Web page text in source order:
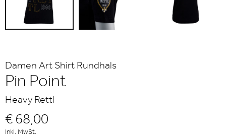
Damen Art Shirt Rundhals
Pin Point
Heavy Rettl
€ 68,00
Inkl. MwSt.